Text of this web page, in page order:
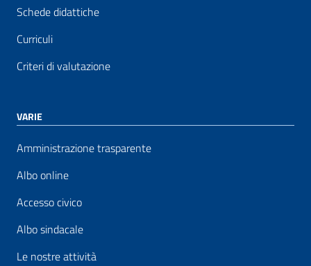
Schede didattiche
Curriculi
Criteri di valutazione
VARIE
Amministrazione trasparente
Albo online
Accesso civico
Albo sindacale
Le nostre attività